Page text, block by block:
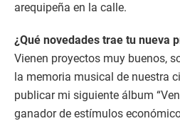
arequipeña en la calle.
¿Qué novedades trae tu nueva
Vienen proyectos muy buenos,
la memoria musical de nuestra
publicar mi siguiente álbum
ganador de estímulos